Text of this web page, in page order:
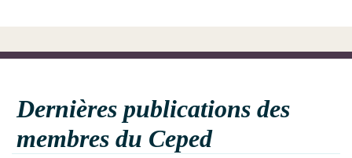
Dernières publications des
membres du Ceped